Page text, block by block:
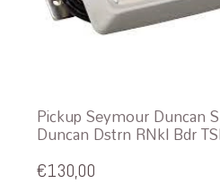
Pickup Seymour Duncan
Duncan Dstrn RNkl Bdr
€130,00